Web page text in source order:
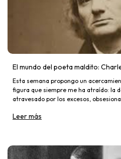
El mundo del poeta maldito:
Esta semana propongo un
figura que siempre me ha atraído: la
atravesado por los excesos,
Leer más